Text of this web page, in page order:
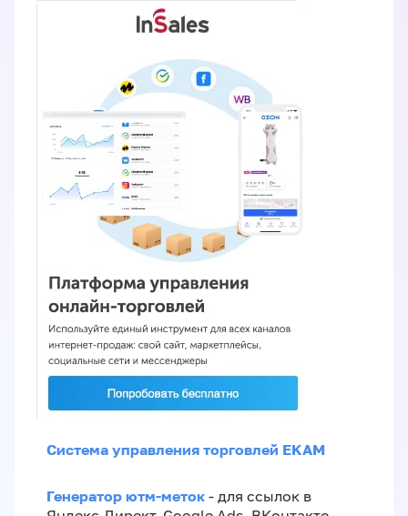
Система управления торговлей EKAM
Генератор ютм-меток - для ссылок в